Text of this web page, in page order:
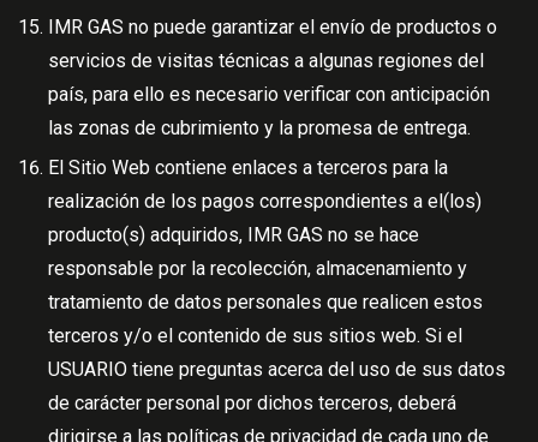
IMR GAS no puede garantizar el envío de productos o
servicios de visitas técnicas a algunas regiones del
país, para ello es necesario verificar con anticipación
las zonas de cubrimiento y la promesa de entrega.
El Sitio Web contiene enlaces a terceros para la
realización de los pagos correspondientes a el(los)
producto(s) adquiridos, IMR GAS no se hace
responsable por la recolección, almacenamiento y
tratamiento de datos personales que realicen estos
terceros y/o el contenido de sus sitios web. Si el
USUARIO tiene preguntas acerca del uso de sus datos
de carácter personal por dichos terceros, deberá
dirigirse a las políticas de privacidad de cada uno de